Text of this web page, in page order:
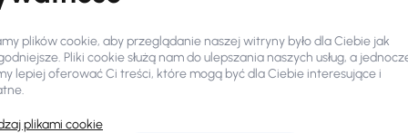
Auta krajowe
1.0
rata Cena promocyjna
66 000 zł
Książka serwisowa
Auta krajowe
+9 kolejnych
Miesięczna rata Cena
plików cookie, aby przeglądanie naszej witryny było dla Ciebie jak
Pliki cookie służą nam do ulepszania naszych usług, a
lepiej oferować Ci treści, które mogą być dla Ciebie interesujące i
plikami cookie